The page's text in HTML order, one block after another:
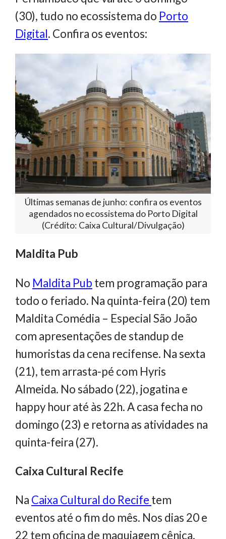
(30), tudo no ecossistema do Porto
Digital. Confira os eventos:
Últimas semanas de junho: confira os eventos
agendados no ecossistema do Porto Digital
(Crédito: Caixa Cultural/Divulgação)
Maldita Pub
No Maldita Pub tem programação para
todo o feriado. Na quinta-feira (20) tem
Maldita Comédia – Especial São João
com apresentações de standup de
humoristas da cena recifense. Na sexta
(21), tem arrasta-pé com Hyris
Almeida. No sábado (22), jogatina e
happy hour até às 22h. A casa fecha no
domingo (23) e retorna as atividades na
quinta-feira (27).
Caixa Cultural Recife
Na Caixa Cultural do Recife tem
eventos até o fim do mês. Nos dias 20 e
22 tem oficina de maquiagem cênica.